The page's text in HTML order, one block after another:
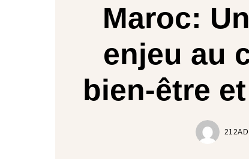
Maroc:
enjeu au
bien-être